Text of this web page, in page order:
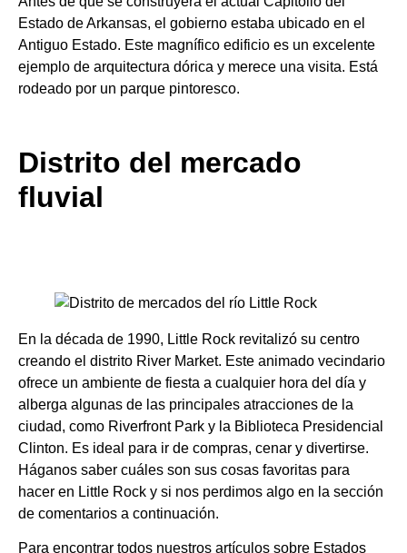
Estado de Arkansas, el gobierno estaba ubicado en el
Antiguo Estado. Este magnífico edificio es un excelente
ejemplo de arquitectura dórica y merece una visita. Está
rodeado por un parque pintoresco.
Distrito del mercado
fluvial
En la década de 1990, Little Rock revitalizó su centro
creando el distrito River Market. Este animado vecindario
ofrece un ambiente de fiesta a cualquier hora del día y
alberga algunas de las principales atracciones de la
ciudad, como Riverfront Park y la Biblioteca Presidencial
Clinton. Es ideal para ir de compras, cenar y divertirse.
Háganos saber cuáles son sus cosas favoritas para
hacer en Little Rock y si nos perdimos algo en la sección
de comentarios a continuación.
Para encontrar todos nuestros artículos sobre Estados